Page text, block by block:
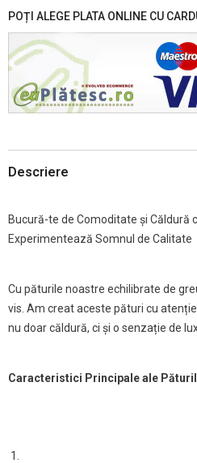
POȚI ALEGE PLATA ONLINE CU
Descriere
Bucură-te de Comoditate și Căldură
Experimentează Somnul de Calitate
Cu păturile noastre echilibrate de
vis. Am creat aceste pături cu
nu doar căldură, ci și o senzație de
Caracteristici Principale ale